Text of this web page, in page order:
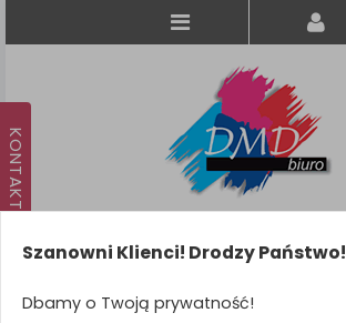
Szanowni Klienci! Drodzy Państwo!
Dbamy o Twoją prywatność!